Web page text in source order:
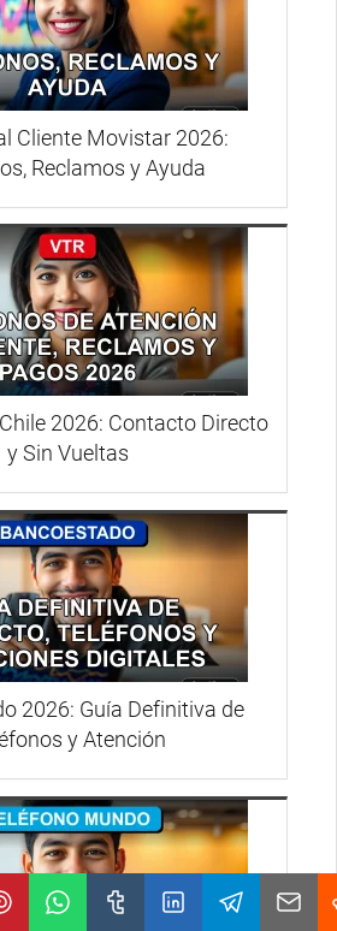
Cliente Movistar 2026:
Reclamos y Ayuda
2026: Contacto Directo
y Sin Vueltas
2026: Guía Definitiva de
y Atención